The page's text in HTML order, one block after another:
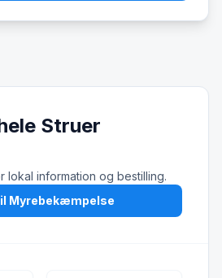
Struer
lokal information og bestilling.
Myrebekæmpelse